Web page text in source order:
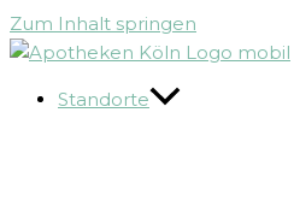
Zum Inhalt springen
Standorte